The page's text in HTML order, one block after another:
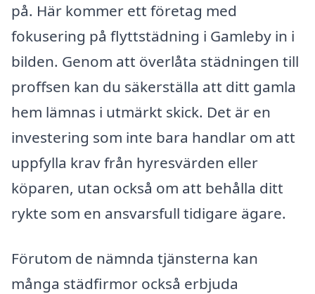
på. Här kommer ett företag med
fokusering på flyttstädning i Gamleby in i
bilden. Genom att överlåta städningen till
proffsen kan du säkerställa att ditt gamla
hem lämnas i utmärkt skick. Det är en
investering som inte bara handlar om att
uppfylla krav från hyresvärden eller
köparen, utan också om att behålla ditt
rykte som en ansvarsfull tidigare ägare.
Förutom de nämnda tjänsterna kan
många städfirmor också erbjuda